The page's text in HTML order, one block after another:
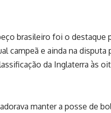
brasileiro foi o destaque
campeã e ainda na
da Inglaterra às
manter a posse de